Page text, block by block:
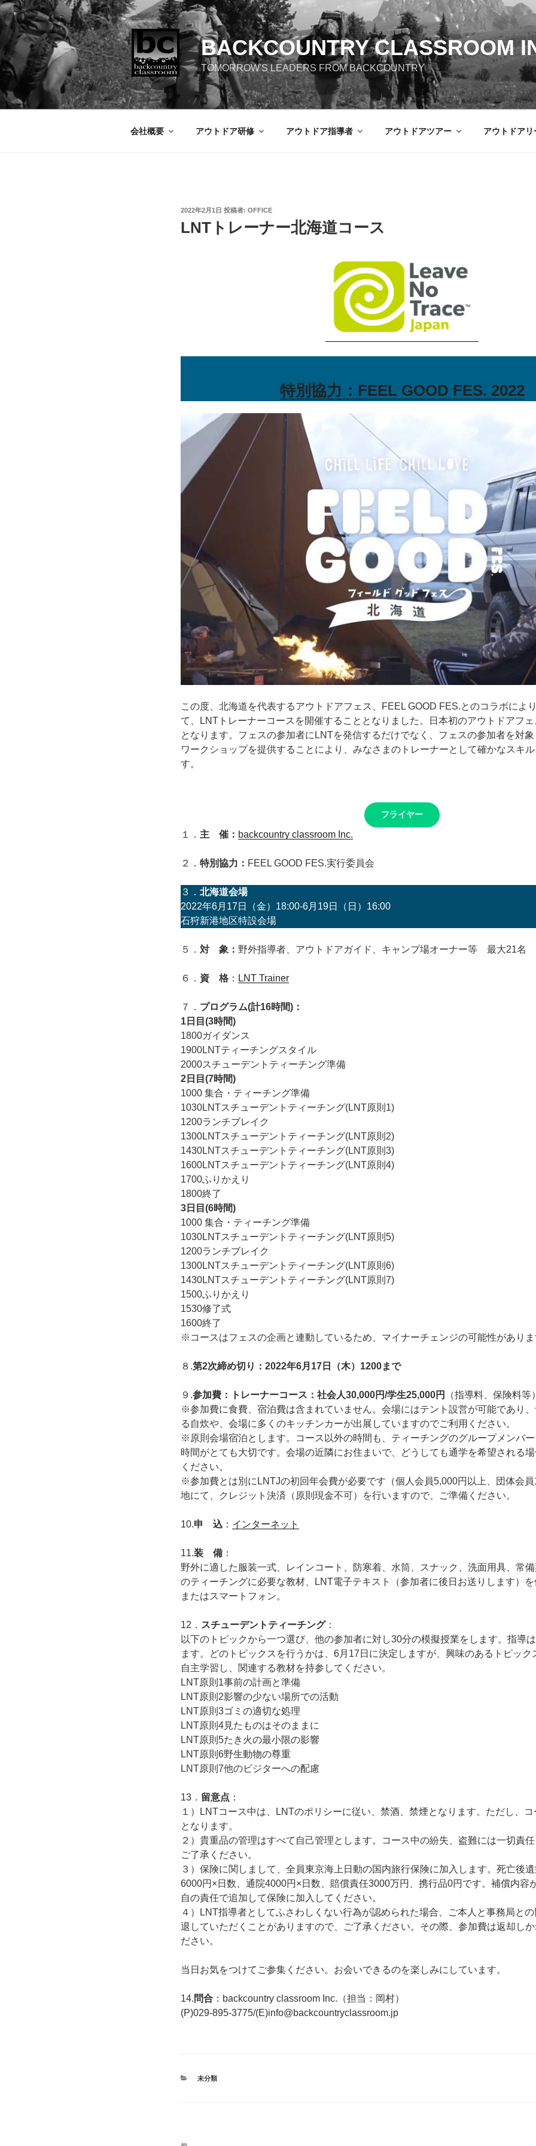
コ
ン
ン
ツ
へ
ス
キ
BACKCOUNTRY CLASSROOM
TOMORROW'S LEADERS FROM BACKCOUNTRY
会社概要 アウトドア研修 アウトドア指導者 アウトドアツアー アウトドア
投
2022年2月1日 投稿者: OFFICE
LNTトレーナー北海道コース
特別協力：FEEL GOOD FES. 2022
この度、北海道を代表するアウトドアフェス、FEEL GOOD FES.とのコラボによ
て、LNTトレーナーコースを開催することとなりました。日本初のアウトドアフ
となります。フェスの参加者にLNTを発信するだけでなく、フェスの参加者を対
ワークショップを提供することにより、みなさまのトレーナーとして確かなスキ
す。
フライヤー
１． 主 催： backcountry classroom Inc.
２． 特別協力： FEEL GOOD FES.実行委員会
３． 北海道会場
2022年6月17日（金）18:00-6月19日（日）16:00
石狩新港地区特設会場
５． 対 象： 野外指導者、アウトドアガイド、キャンプ場オーナー等 最大21名
６． 資 格 ： LNT Trainer
７． プログラム(計16時間)：
1日目(3時間)
1800ガイダンス
1900LNTティーチングスタイル
2000スチューデントティーチング準備
2日目(7時間)
1000 集合・ティーチング準備
1030LNTスチューデントティーチング(LNT原則1)
1200ランチブレイク
1300LNTスチューデントティーチング(LNT原則2)
1430LNTスチューデントティーチング(LNT原則3)
1600LNTスチューデントティーチング(LNT原則4)
1700ふりかえり
1800終了
3日目(6時間)
1000 集合・ティーチング準備
1030LNTスチューデントティーチング(LNT原則5)
1200ランチブレイク
1300LNTスチューデントティーチング(LNT原則6)
1430LNTスチューデントティーチング(LNT原則7)
1500ふりかえり
1530修了式
1600終了
※コースはフェスの企画と連動しているため、マイナーチェンジの可能性があり
８.第2次締め切り：2022年6月17日（木）1200まで
９.参加費：トレーナーコース：社会人30,000円/学生25,000円
（指導料、保険料等
※参加費に食費、宿泊費は含まれていません。会場にはテント設営が可能であり
る自炊や、会場に多くのキッチンカーが出展していますのでご利用ください。
※原則会場宿泊とします。コース以外の時間も、ティーチングのグループメンバ
時間がとても大切です。会場の近隣にお住まいで、どうしても通学を希望される
ください。
※参加費とは別にLNTJの初回年会費が必要です（個人会員5,000円以上、団体会
地にて、クレジット決済（原則現金不可）を行いますので、ご準備ください。
10.申 込 ： インターネット
11.装 備 ：
野外に適した服装一式、レインコート、防寒着、水筒、スナック、洗面用具、常
のティーチングに必要な教材、LNT電子テキスト（参加者に後日お送りします）
またはスマートフォン。
12． スチューデントティーチング：
以下のトピックから一つ選び、他の参加者に対し30分の模擬授業をします。指導
ます。どのトピックスを行うかは、6月17日に決定しますが、興味のあるトピック
自主学習し、関連する教材を持参してください。
LNT原則1事前の計画と準備
LNT原則2影響の少ない場所での活動
LNT原則3ゴミの適切な処理
LNT原則4見たものはそのままに
LNT原則5たき火の最小限の影響
LNT原則6野生動物の尊重
LNT原則7他のビジターへの配慮
13． 留意点 ：
１）LNTコース中は、LNTのポリシーに従い、禁酒、禁煙となります。ただし、
となります。
２）貴重品の管理はすべて自己管理とします。コース中の紛失、盗難には一切責
ご了承ください。
３）保険に関しまして、全員東京海上日動の国内旅行保険に加入します。死亡後
6000円×日数、通院4000円×日数、賠償責任3000万円、携行品0円です。補償内容
自の責任で追加して保険に加入してください。
４）LNT指導者としてふさわしくない行為が認められた場合、ご本人と事務局と
退していただくことがありますので、ご了承ください。その際、参加費は返却し
ださい。
当日お気をつけてご参集ください。お会いできるのを楽しみにしています。
14.問合 ：backcountry classroom Inc.（担当：岡村）
(P)029-895-3775/(E)info@backcountryclassroom.jp
カ
未分類
投